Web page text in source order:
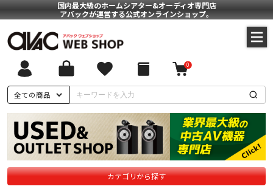
国内最大級のホームシアター&オーディオ専門店
アバックが運営する公式オンラインショップ。
全ての商品
0
カテゴリから探す